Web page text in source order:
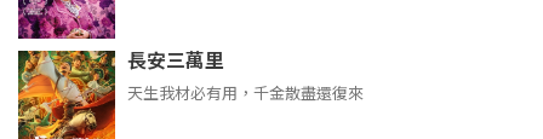
長安三萬里
天生我材必有用，千金散盡還復來